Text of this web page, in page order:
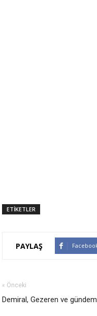
ETİKETLER
PAYLAŞ
« Önceki
Demiral, Gezeren ve